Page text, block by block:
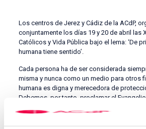
Los centros de Jerez y Cádiz de la ACdP,
conjuntamente los días 19 y 20 de abril las
Católicos y Vida Pública bajo el lema: ‘De
humana tiene sentido’.
Cada persona ha de ser considerada
misma y nunca como un medio para otros
humana es digna y merecedora de
Debemos, por tanto, proclamar el Evangelio
promover iniciativas en defensa de la vida
nacimiento hasta su muerte natural,
mujeres gestantes, sobre todo a las que